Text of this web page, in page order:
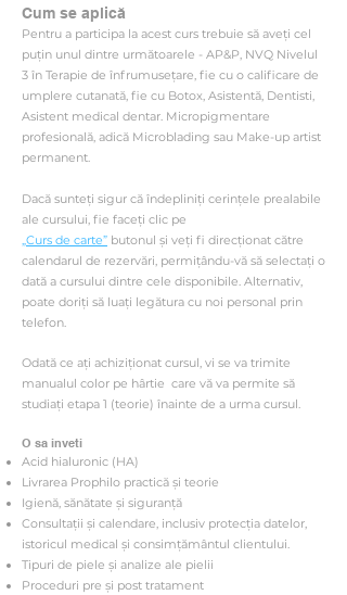
Cum se aplică
Pentru a participa la acest curs trebuie să aveți cel
puțin unul dintre următoarele - AP&P, NVQ Nivelul
3 în Terapie de înfrumusețare, fie cu o calificare de
umplere cutanată, fie cu Botox, Asistentă, Dentisti,
Asistent medical dentar. Micropigmentare
profesională, adică Microblading sau Make-up artist
permanent.
Dacă sunteți sigur că îndepliniți cerințele prealabile
ale cursului, fie faceți clic pe
„Curs de carte” butonul și veți fi direcționat către
calendarul de rezervări, permițându-vă să selectați o
dată a cursului dintre cele disponibile. Alternativ,
poate doriți să luați legătura cu noi personal prin
telefon.
Odată ce ați achiziționat cursul, vi se va trimite
manualul color pe hârtie care vă va permite să
studiați etapa 1 (teorie) înainte de a urma cursul.
O sa inveti
Acid hialuronic (HA)
Livrarea Prophilo practică și teorie
Igienă, sănătate și siguranță
Consultații și calendare, inclusiv protecția datelor,
istoricul medical și consimțământul clientului.
Tipuri de piele și analize ale pielii
Proceduri pre și post tratament